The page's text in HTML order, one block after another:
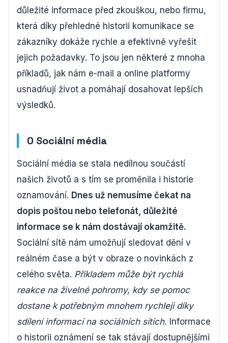
důležité informace před zkouškou, nebo firmu,
která díky přehledné historii komunikace se
zákazníky dokáže rychle a efektivně vyřešit
jejich požadavky. To jsou jen některé z mnoha
příkladů, jak nám e-mail a online platformy
usnadňují život a pomáhají dosahovat lepších
výsledků.
0 Sociální média
Sociální média se stala nedílnou součástí
našich životů a s tím se proměnila i historie
oznamování. Dnes už nemusíme čekat na
dopis poštou nebo telefonát, důležité
informace se k nám dostávají okamžitě.
Sociální sítě nám umožňují sledovat dění v
reálném čase a být v obraze o novinkách z
celého světa. Příkladem může být rychlá
reakce na živelné pohromy, kdy se pomoc
dostane k potřebným mnohem rychleji díky
sdílení informací na sociálních sítích. Informace
o historii oznámení se tak stávají dostupnějšími